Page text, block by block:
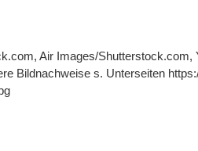
Air Images/
Bildnachweise s. Unterseiten